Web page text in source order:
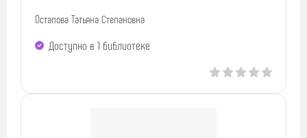
Остапова Татьяна Степановна
Доступно в 1 библиотекe